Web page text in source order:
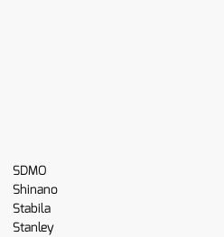
SDMO
Shinano
Stabila
Stanley